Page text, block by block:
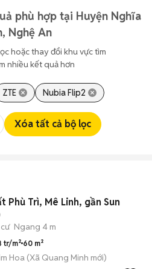
phù hợp tại Huyện Nghĩa
Nghệ An
hoặc thay đổi khu vực tìm
nhiều kết quả hơn
ZTE Nubia Flip2
Xóa tất cả bộ lọc
Phù Trì, Mê Linh, gần Sun
Ngang 4 m
tr/m² 60 m²
Hoa (Xã Quang Minh mới)